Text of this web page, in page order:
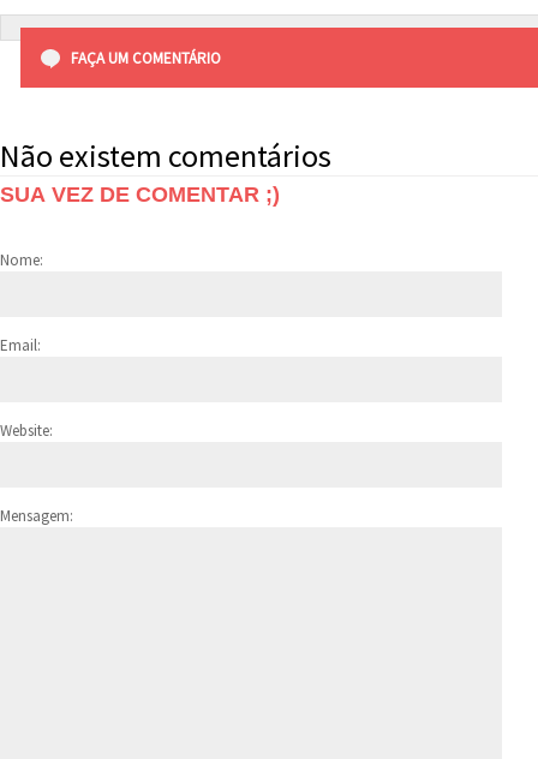
FAÇA UM COMENTÁRIO
Não existem comentários
SUA VEZ DE COMENTAR ;)
Nome:
Email:
Website:
Mensagem: